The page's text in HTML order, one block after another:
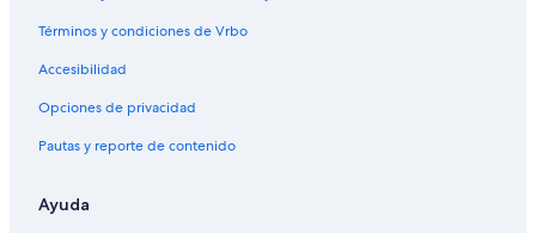
Términos y condiciones de Vrbo
Accesibilidad
Opciones de privacidad
Pautas y reporte de contenido
Ayuda